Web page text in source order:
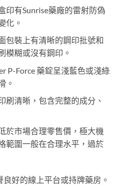
印有Sunrise藥廠的雷射防偽
化。
包裝上有清晰的鋼印批號和
模糊或沒有鋼印。
P-Force 藥錠呈淺藍色或淺綠
。
刷清晰，包含完整的成分、
於市場合理零售價，極大機
範圍一般在合理水平，過於
好的線上平台或持牌藥房。